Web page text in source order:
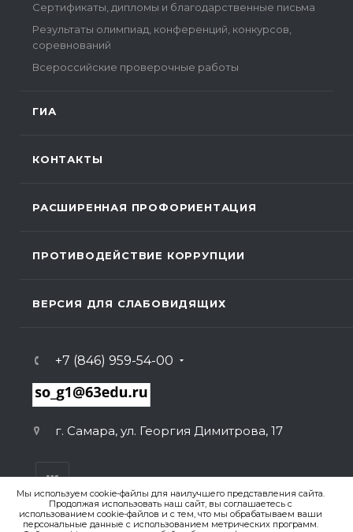
Мы используем cookie-файлы для наилучшего представления сайта.
Продолжая использовать наш сайт, вы соглашаетесь с
использованием cookie-файлов и с тем, что мы обрабатываем ваши
персональные данные с использованием метрических программ.
Сертификаты, дипломы и благодарственные письма
Результаты олимпиад, конференций, конкурсов,
соревнований
Всероссийские проверочные работы
ГИА
КОНТАКТЫ
РАСШИРЕННАЯ ПРОФОРИЕНТАЦИЯ
ПРОТИВОДЕЙСТВИЕ КОРРУПЦИИ
ВЕРСИЯ ДЛЯ СЛАБОВИДЯЩИХ
+7 (846) 959-54-00
г. Самара, ул. Георгия Димитрова, 17
ВЕРСИЯ ДЛЯ ПЕЧАТИ